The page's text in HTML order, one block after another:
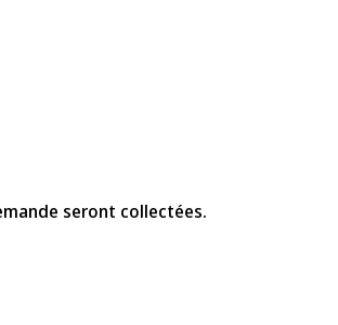
seront collectées.